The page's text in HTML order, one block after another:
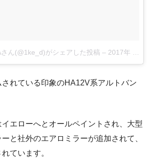
さん(@1ke_d)がシェアした投稿 – 2017年 1月月15日午前3時57分PST
れている印象のHA12V系アルトバン
イエローへとオールペイントされ、大型
と社外のエアロミラーが追加されて、
ています。